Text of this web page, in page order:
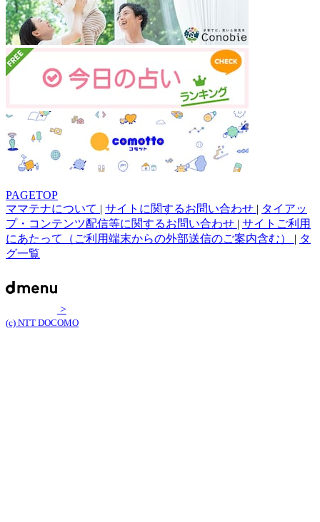
PAGETOP
ママテナについて | サイトに関するお問い合わせ | タイアッ
プ・コンテンツ配信等に関するお問い合わせ | サイトご利用
にあたって（ご利用端末からの外部送信のご案内含む） | タ
グ一覧
>
(c) NTT DOCOMO